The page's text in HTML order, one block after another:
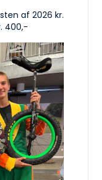
af 2026 kr.
400,-